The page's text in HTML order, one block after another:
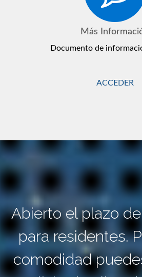
Más
Documento de
ACCEDER
Abierto el plazo
para residentes.
comodidad